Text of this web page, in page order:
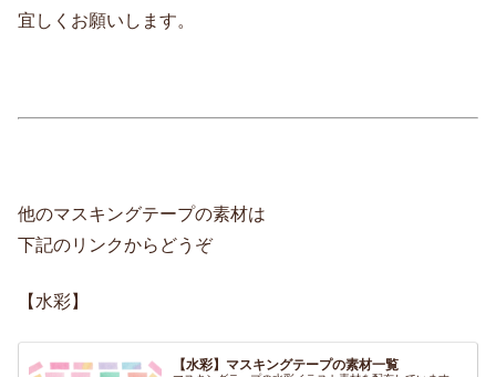
宜しくお願いします。
他のマスキングテープの素材は
下記のリンクからどうぞ
【水彩】
【水彩】マスキングテープの素材一覧